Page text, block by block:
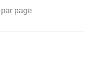
par page